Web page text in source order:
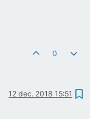
0
12 dec. 2018 15:51